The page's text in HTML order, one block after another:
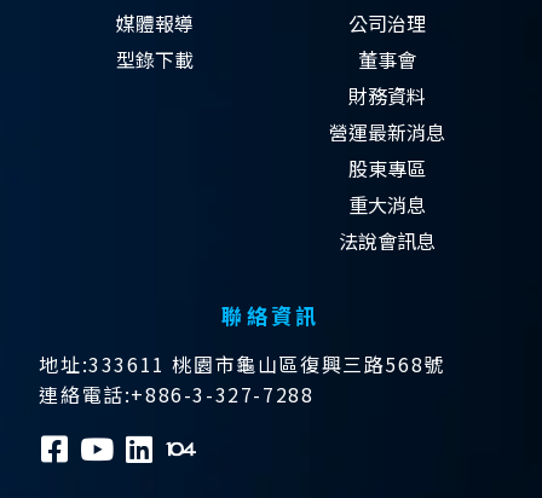
媒體報導
型錄下載
公司治理
董事會
財務資料
營運最新消息
股東專區
重大消息
法說會訊息
聯絡資訊
地址:333611 桃園市龜山區復興三路568號
連絡電話:+886-3-327-7288